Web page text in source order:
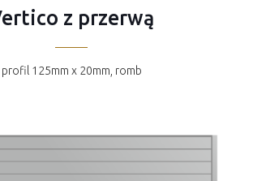
z przerwą
profil 125mm x 20mm, romb